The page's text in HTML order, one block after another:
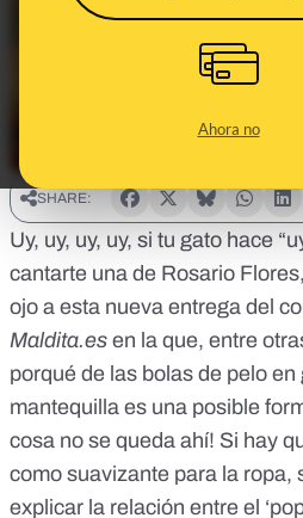
Ahora no
SHARE:
Uy, uy, uy, uy, si tu gato hace
cantarte una de Rosario Flores
ojo a esta nueva entrega del
Maldita.es en la que, entre
porqué de las bolas de pelo en
mantequilla es una posible
cosa no se queda ahí! Si hay
como suavizante para la ropa,
explicar la relación entre el